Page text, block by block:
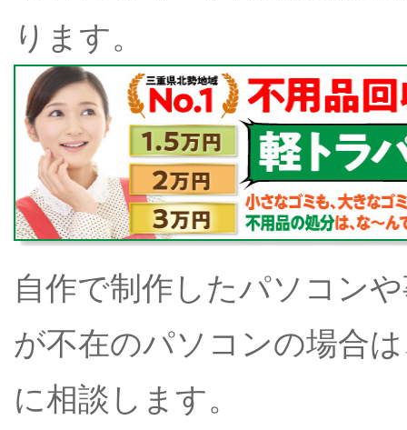
ります。
自作で制作したパソコン
が不在のパソコンの場合
に相談します。